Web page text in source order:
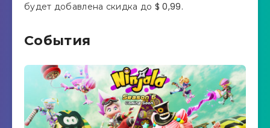
будет добавлена ​​скидка до $ 0,99.
События